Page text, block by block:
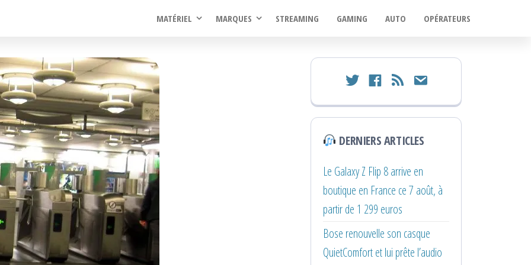
MATÉRIEL MARQUES STREAMING GAMING AUTO OPÉRATEURS
twitter facebook
rss email
DERNIERS ARTICLES
Le Galaxy Z Flip 8 arrive en
boutique en France ce 7 août, à
partir de 1 299 euros
Bose renouvelle son casque
QuietComfort et lui prête l’audio